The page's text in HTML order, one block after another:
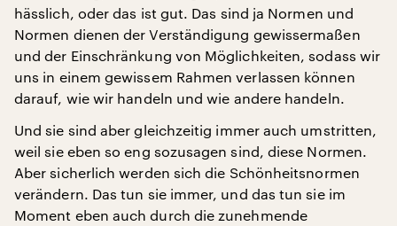
hässlich, oder das ist gut. Das sind ja Normen und
Normen dienen der Verständigung gewissermaßen
und der Einschränkung von Möglichkeiten, sodass wir
uns in einem gewissem Rahmen verlassen können
darauf, wie wir handeln und wie andere handeln.
Und sie sind aber gleichzeitig immer auch umstritten,
weil sie eben so eng sozusagen sind, diese Normen.
Aber sicherlich werden sich die Schönheitsnormen
verändern. Das tun sie immer, und das tun sie im
Moment eben auch durch die zunehmende